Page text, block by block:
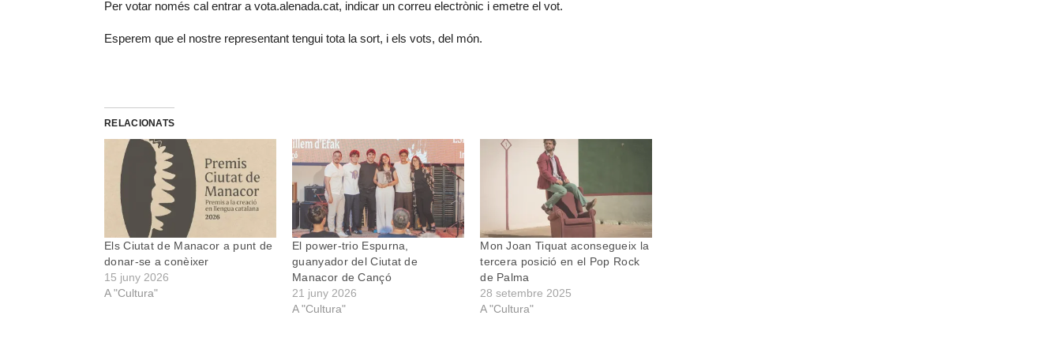
Per votar només cal entrar a vota.alenada.cat, indicar un correu electrònic i emetre el vot.
Esperem que el nostre representant tengui tota la sort, i els vots, del món.
RELACIONATS
Els Ciutat de Manacor a punt de
donar-se a conèixer
15 juny 2026
A "Cultura"
El power-trio Espurna,
guanyador del Ciutat de
Manacor de Cançó
21 juny 2026
A "Cultura"
Mon Joan Tiquat aconsegueix la
tercera posició en el Pop Rock
de Palma
28 setembre 2025
A "Cultura"